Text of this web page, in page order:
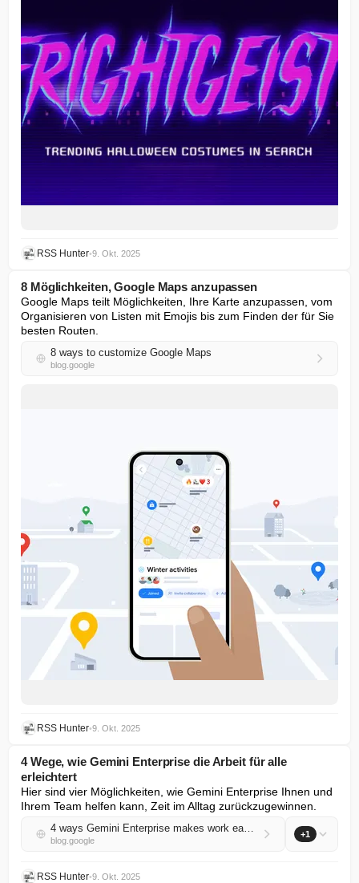
RSS Hunter•9. Okt. 2025
8 Möglichkeiten, Google Maps anzupassen
Google Maps teilt Möglichkeiten, Ihre Karte anzupassen, vom
Organisieren von Listen mit Emojis bis zum Finden der für Sie
besten Routen.
8 ways to customize Google Maps
blog.google
RSS Hunter•9. Okt. 2025
4 Wege, wie Gemini Enterprise die Arbeit für alle
erleichtert
Hier sind vier Möglichkeiten, wie Gemini Enterprise Ihnen und
Ihrem Team helfen kann, Zeit im Alltag zurückzugewinnen.
4 ways Gemini Enterprise makes work easier for everyone
blog.google
+1
RSS Hunter•9. Okt. 2025